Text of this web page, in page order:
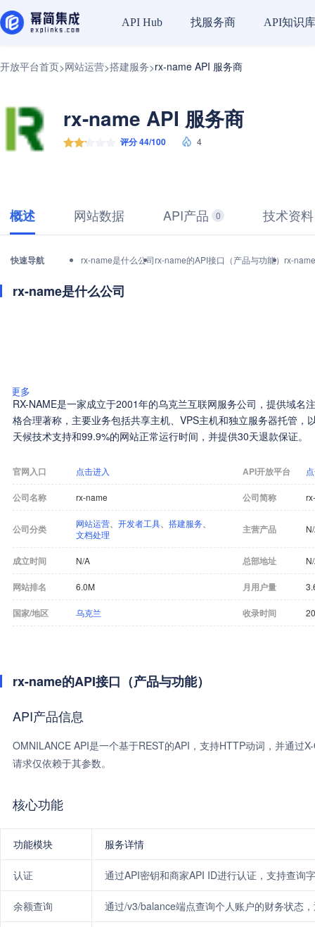
API Hub 找服务商 API知识库
开放平台首页>网站运营>搭建服务>rx-name API 服务商
rx-name API 服务商
评分 44/100 4
概述 网站数据 API产品 0 技术资料
快速导航 rx-name是什么公司rx-name的API接口（产品与功能） rx-
rx-name是什么公司
更多
RX-NAME是一家成立于2001年的乌克兰互联网服务公司，提供域名
格合理著称，主要业务包括共享主机、VPS主机和独立服务器托管，
天候技术支持和99.9%的网站正常运行时间，并提供30天退款保证。
官网入口 点击进入 API开放平台
公司名称 rx-name 公司简称
公司分类 网站运营 开发者工具 搭建服务
文档处理
主营产品
成立时间 N/A 总部地址
网站排名 6.0M 月用户量
国家/地区 乌克兰 收录时间
rx-name的API接口（产品与功能）
API产品信息
OMNILANCE API是一个基于REST的API，支持HTTP动词，并通过
请求仅依赖于其参数。
核心功能
功能模块 服务详情
认证 通过API密钥和商家API ID进行认证，支持查询
余额查询 通过/v3/balance端点查询个人账户的财务状态